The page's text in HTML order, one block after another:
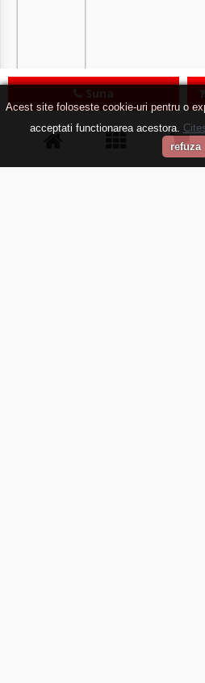
Acest site foloseste cookie-uri pentru o
acceptati functionarea acestora.
refuza
Suna